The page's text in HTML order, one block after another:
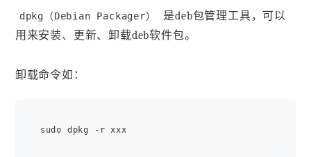
dpkg（Debian Packager）
是deb包管理工具，可以
用来安装、更新、卸载deb软件包。
卸载命令如：